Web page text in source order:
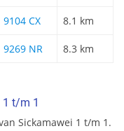
9104 CX 8.1 km
9269 NR 8.3 km
1 t/m 1
Sickamawei 1 t/m 1.